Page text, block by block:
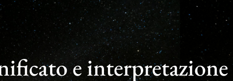
e interpretazione